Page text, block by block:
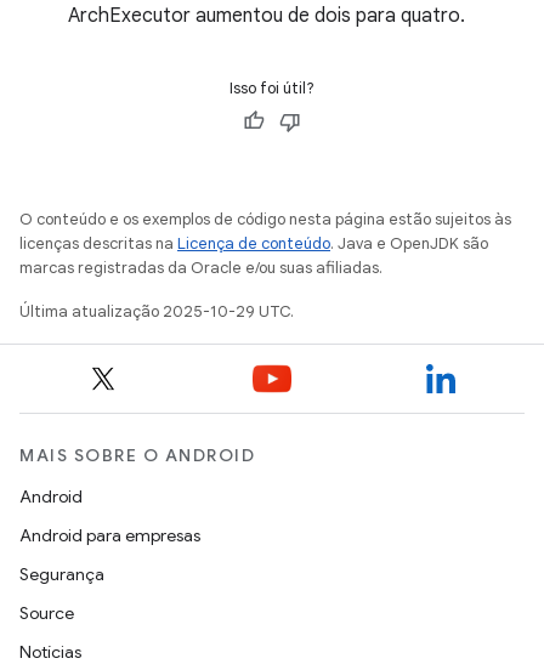
ArchExecutor aumentou de dois para quatro.
Isso foi útil?
O conteúdo e os exemplos de código nesta página estão sujeitos às
licenças descritas na Licença de conteúdo. Java e OpenJDK são
marcas registradas da Oracle e/ou suas afiliadas.
Última atualização 2025-10-29 UTC.
MAIS SOBRE O ANDROID
Android
Android para empresas
Segurança
Source
Notícias